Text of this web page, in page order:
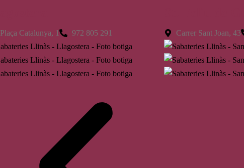
Plaça Catalunya, 1 972 805 291 Carrer Sant Joan, 43